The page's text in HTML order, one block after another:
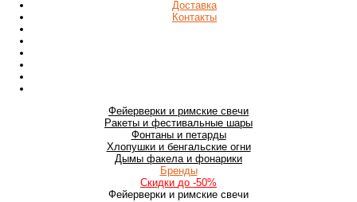
Доставка
Контакты
Фейерверки и римские свечи
Ракеты и фестивальные шары
Фонтаны и петарды
Хлопушки и бенгальские огни
Дымы факела и фонарики
Бренды
Скидки до -50%
Фейерверки и римские свечи